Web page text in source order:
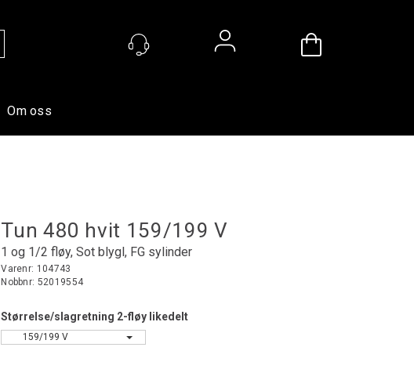
Om oss
Tun 480 hvit 159/199 V
1 og 1/2 fløy, Sot blygl, FG sylinder
Varenr: 104743
Nobbnr: 52019554
Størrelse/slagretning 2-fløy likedelt
159/199 V